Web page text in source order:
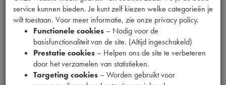
Productnummer
6910049
9,55 (€ 7,89excl. btw)
service kunnen bieden. Je kunt zelf kiezen welke categorieën je
wilt toestaan. Voor meer informatie, zie onze privacy policy.
Functionele cookies – Nodig voor de
basisfunctionaliteit van de site. (Altijd ingeschakeld)
Prestatie cookies – Helpen ons de site te verbeteren
door het verzamelen van statistieken.
Targeting cookies – Worden gebruikt voor